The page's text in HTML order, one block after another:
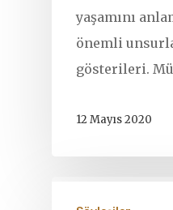
yaşamını
önemli
gösterileri.
12 Mayıs 2020